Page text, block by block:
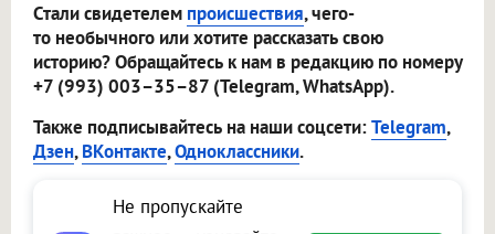
Стали свидетелем происшествия, чего-
то необычного или хотите рассказать свою
историю? Обращайтесь к нам в редакцию по номеру
+7 (993) 003–35–87 (Telegram, WhatsApp).
Также подписывайтесь на наши соцсети:Telegram,
Дзен,ВКонтакте,Одноклассники.
Не пропускайте